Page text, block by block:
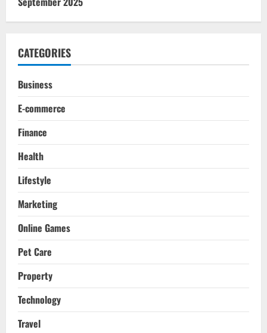
CATEGORIES
Business
E-commerce
Finance
Health
Lifestyle
Marketing
Online Games
Pet Care
Property
Technology
Travel